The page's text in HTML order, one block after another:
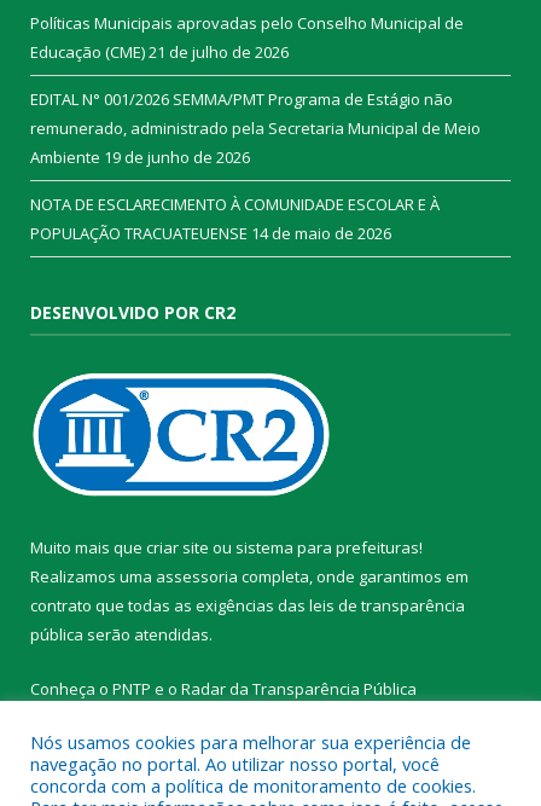
Políticas Municipais aprovadas pelo Conselho Municipal de
Educação (CME)21 de julho de 2026
EDITAL N° 001/2026 SEMMA/PMT Programa de Estágio não
remunerado, administrado pela Secretaria Municipal de Meio
Ambiente 19 de junho de 2026
NOTA DE ESCLARECIMENTO À COMUNIDADE ESCOLAR E À
POPULAÇÃO TRACUATEUENSE 14 de maio de 2026
DESENVOLVIDO POR CR2
Muito mais que criar site ou sistema para prefeituras!
Realizamos uma assessoria completa, onde garantimos em
contrato que todas as exigências das leis de transparência
pública serão atendidas.
Conheça o PNTP e o Radar da Transparência Pública
Nós usamos cookies para melhorar sua experiência de
navegação no portal. Ao utilizar nosso portal, você
concorda com a política de monitoramento de cookies.